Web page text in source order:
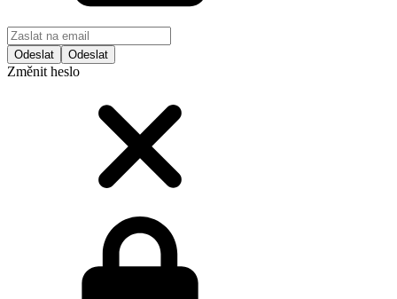
Odeslat
Změnit heslo